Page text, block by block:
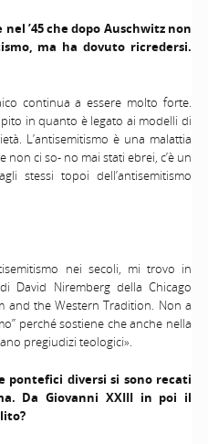
’45 che dopo Auschwitz non
ma ha dovuto ricredersi.
continua a essere molto forte.
in quanto è legato ai modelli di
L’antisemitismo è una malattia
ci so- no mai stati ebrei, c’è un
stessi topoi dell’antisemitismo
nei secoli, mi trovo in
David Niremberg della Chicago
and the Western Tradition. Non a
perché sostiene che anche nella
pregiudizi teologici».
pontefici diversi si sono recati
Da Giovanni XXIII in poi il